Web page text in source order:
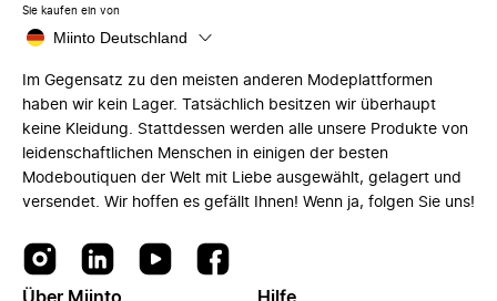
Sie kaufen ein von
Miinto Deutschland
Im Gegensatz zu den meisten anderen Modeplattformen
haben wir kein Lager. Tatsächlich besitzen wir überhaupt
keine Kleidung. Stattdessen werden alle unsere Produkte von
leidenschaftlichen Menschen in einigen der besten
Modeboutiquen der Welt mit Liebe ausgewählt, gelagert und
versendet. Wir hoffen es gefällt Ihnen! Wenn ja, folgen Sie uns!
Über Miinto Hilfe